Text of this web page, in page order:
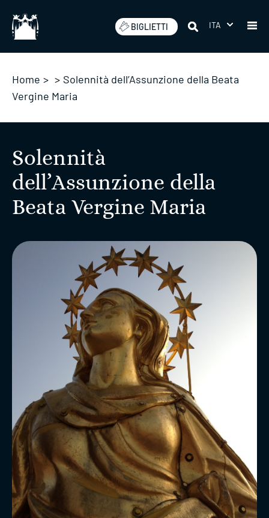
BIGLIETTI ITA
Home > > Solennità dell’Assunzione della Beata
Vergine Maria
Solennità
dell’Assunzione della
Beata Vergine Maria